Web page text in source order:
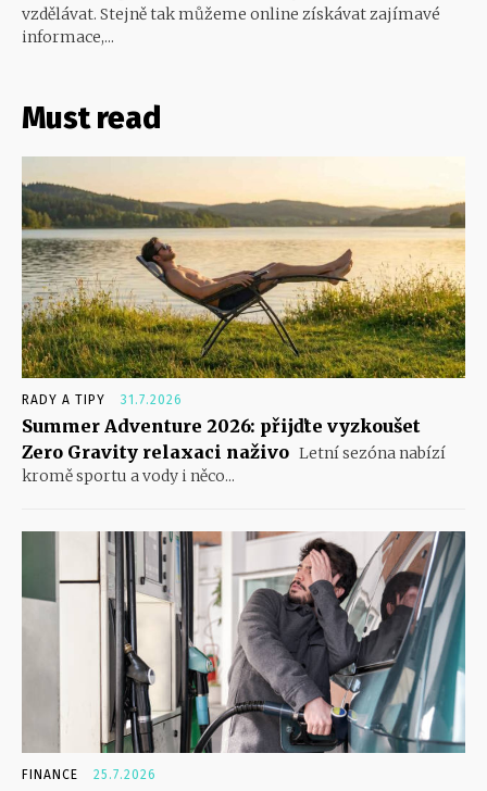
vzdělávat. Stejně tak můžeme online získávat zajímavé
informace,...
Must read
RADY A TIPY 31.7.2026
Summer Adventure 2026: přijďte vyzkoušet
Zero Gravity relaxaci naživo Letní sezóna nabízí
kromě sportu a vody i něco...
FINANCE 25.7.2026